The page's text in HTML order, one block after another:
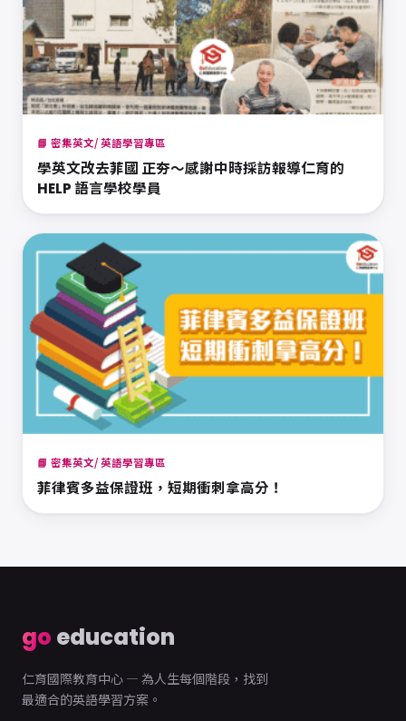
📘 密集英文/ 英語學習專區
學英文改去菲國 正夯～感謝中時採訪報導仁育的
HELP 語言學校學員
📘 密集英文/ 英語學習專區
菲律賓多益保證班，短期衝刺拿高分！
go education
仁育國際教育中心 — 為人生每個階段，找到
最適合的英語學習方案。